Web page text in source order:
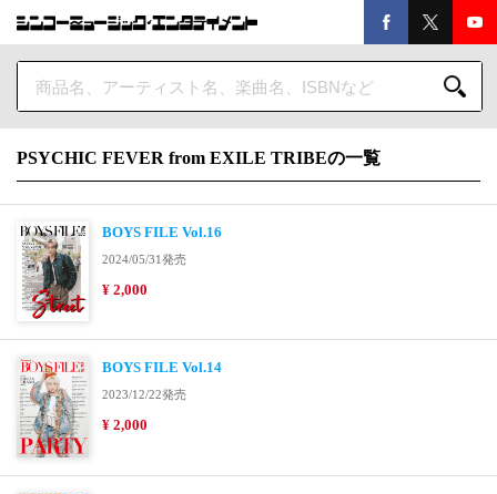
PSYCHIC FEVER from EXILE TRIBEの一覧
BOYS FILE Vol.16
2024/05/31発売
¥ 2,000
BOYS FILE Vol.14
2023/12/22発売
¥ 2,000